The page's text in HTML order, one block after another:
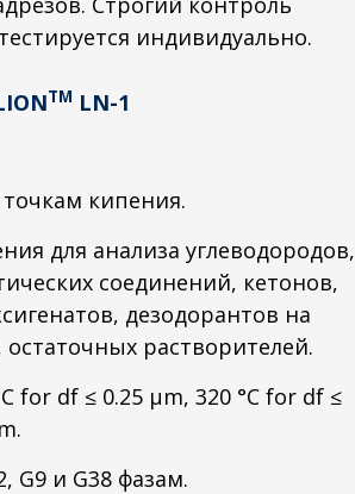
индивидуально.
TM LN-1
кипения.
для анализа углеводородов,
соединений, кетонов,
дезодорантов на
растворителей.
for df ≤ 0.25 μm, 320 °C for df ≤
G9 и G38 фазам.